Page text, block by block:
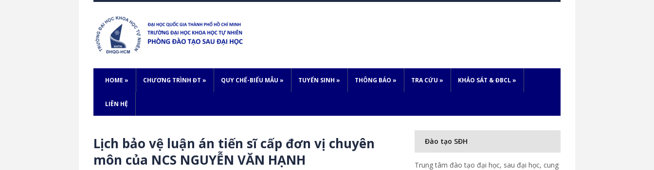
HOME » CHƯƠNG TRÌNH ĐT » QUY CHẾ-BIỂU MẪU » TUYỂN SINH » THÔNG BÁO » TRA CỨU » KHẢO SÁT & ĐBCL»
LIÊN HỆ
Lịch bảo vệ luận án tiến sĩ cấp đơn vị chuyên
môn của NCS NGUYỄN VĂN HẠNH
Đào tạo SĐH
Trung tâm đào tạo đại học, sau đại học, cung